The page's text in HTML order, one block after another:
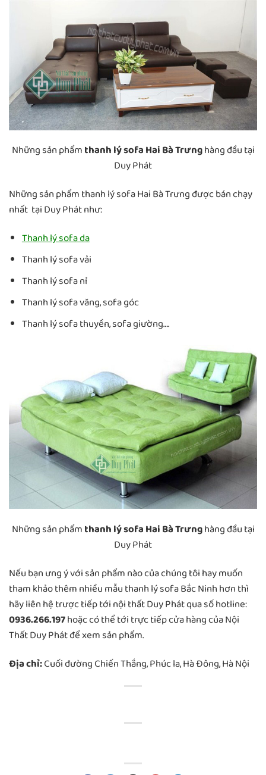
Những sản phẩmthanh lý sofa Hai Bà Trưnghàng đầu tại
Duy Phát
Những sản phẩm thanh lý sofa Hai Bà Trưng được bán chạy
nhất tại Duy Phát như:
Thanh lý sofa da
Thanh lý sofa vải
Thanh lý sofa nỉ
Thanh lý sofa văng, sofa góc
Thanh lý sofa thuyền, sofa giường….
Những sản phẩmthanh lý sofa Hai Bà Trưnghàng đầu tại
Duy Phát
Nếu bạn ưng ý với sản phẩm nào của chúng tôi hay muốn
tham khảo thêm nhiều mẫu thanh lý sofa Bắc Ninh hơn thì
hãy liên hệ trược tiếp tới nội thất Duy Phát qua số hotline:
0936.266.197hoặc có thể tới trực tiếp cửa hàng của Nội
Thất Duy Phát để xem sản phẩm.
Địa chỉ:Cuối đường Chiến Thắng, Phúc la, Hà Đông, Hà Nội